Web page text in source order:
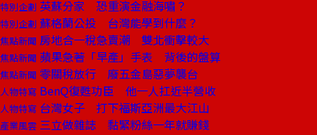
特別企劃 英蘇分家 恐重演金融海嘯？
特別企劃 蘇格蘭公投 台灣能學到什麼？
焦點新聞 房地合一稅急賣潮 雙北衝擊較大
焦點新聞 蘋果急著「早產」手表 背後的盤算
焦點新聞 零關稅放行 廢五金島惡夢襲台
人物特寫 BenQ復甦功臣 他一人扛近半營收
人物特寫 台灣女子 打下福斯亞洲最大江山
產業風雲 三立做雜誌 黏緊粉絲一年就賺錢